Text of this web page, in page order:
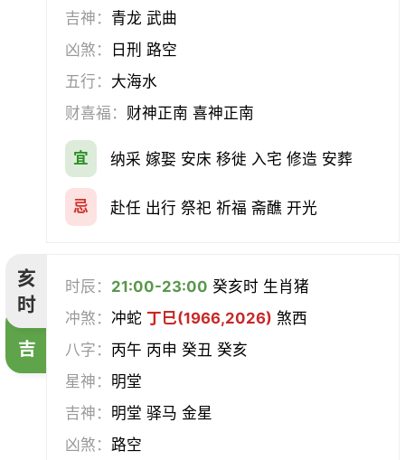
吉神： 青龙 武曲
凶煞：
日刑 路空
五行： 大海水
财喜福： 财神正南 喜神正南
宜 纳采 嫁娶 安床 移徙 入宅 修造 安葬
忌 赴任 出行 祭祀 祈福 斋醮 开光
亥
时
吉
时辰： 21:00-23:00 癸亥时 生肖猪
冲煞：冲蛇 丁巳(1966,2026) 煞西
八字： 丙午 丙申 癸丑 癸亥
星神： 明堂
吉神： 明堂 驿马 金星
凶煞： 路空